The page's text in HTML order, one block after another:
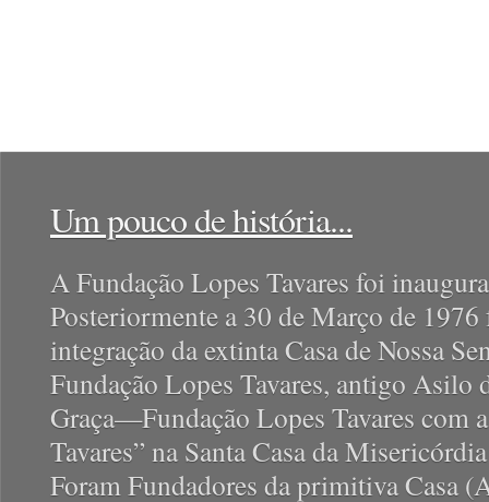
Um pouco de história...
A Fundação Lopes Tavares foi
Posteriormente a 30 de Março de
integração da extinta Casa de Nossa
Fundação Lopes Tavares, antigo Asilo
Graça—Fundação Lopes Tavares com
Tavares” na Santa Casa da
Foram Fundadores da primitiva Casa